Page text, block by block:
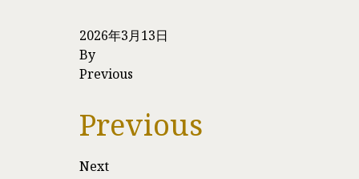
2026年3月13日
By
Previous
Previous
Next